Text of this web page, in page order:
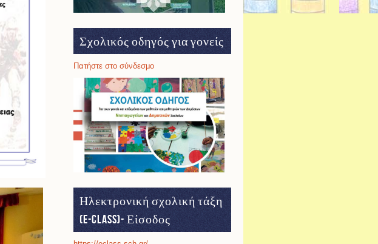
Σχολικός οδηγός για γονείς
Πατήστε στο σύνδεσμο
Ηλεκτρονική σχολική τάξη
(e-class)- Είσοδος